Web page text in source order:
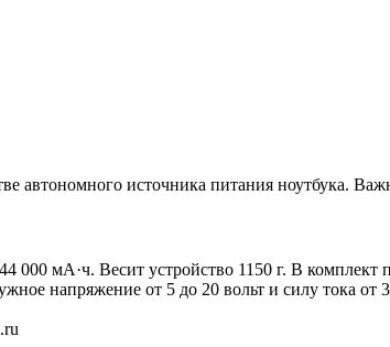
автономного источника питания ноутбука.
000 мА·ч. Весит устройство 1150 г. В
напряжение от 5 до 20 вольт и силу тока от